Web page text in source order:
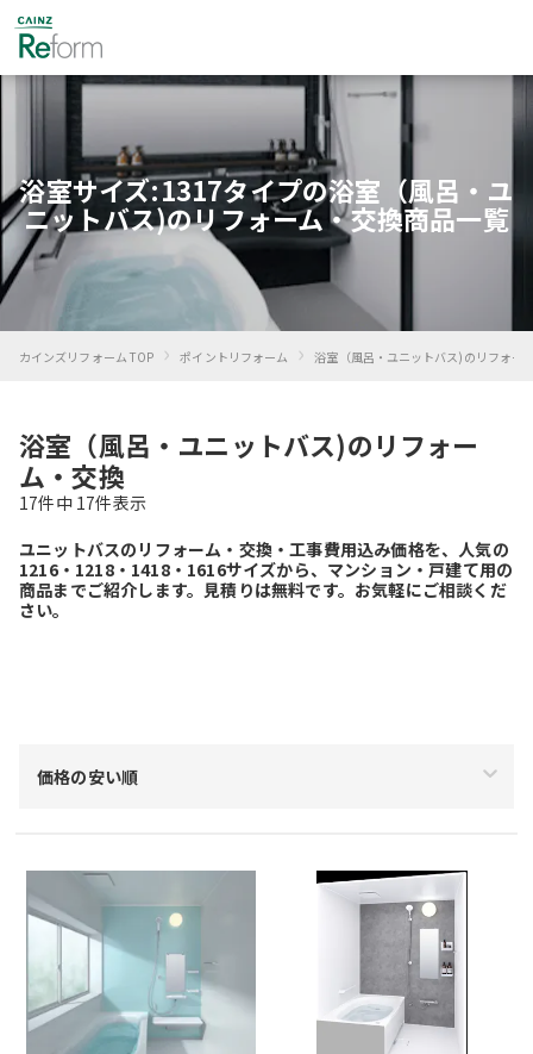
浴室サイズ:1317タイプの浴室（風呂・ユ
ニットバス)のリフォーム・交換商品一覧
カインズリフォーム TOP › ポイントリフォーム › 浴室（風呂・ユニットバス)のリフォー
浴室（風呂・ユニットバス)のリフォー
ム・交換
17件中 17件表示
ユニットバスのリフォーム・交換・工事費用込み価格を、人気の
1216・1218・1418・1616サイズから、マンション・戸建て用の
商品までご紹介します。見積りは無料です。お気軽にご相談くだ
さい。
価格の安い順